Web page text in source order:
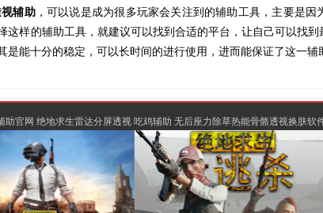
辅助，可以说是成为很多玩家会关注到的辅助工具，主要是
这样的辅助工具，就建议可以找到合适的平台，让自己可以找
是能十分的稳定，可以长时间的进行使用，进而能保证了这一辅
助官网 绝地求生雷达分屏透视 吃鸡辅助 无后座力除草热能骨骼透视换肤